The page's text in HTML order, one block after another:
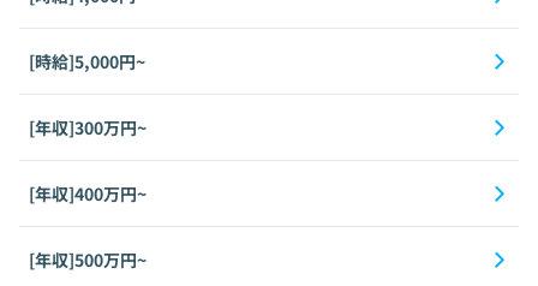
[時給]5,000円~
[年収]300万円~
[年収]400万円~
[年収]500万円~